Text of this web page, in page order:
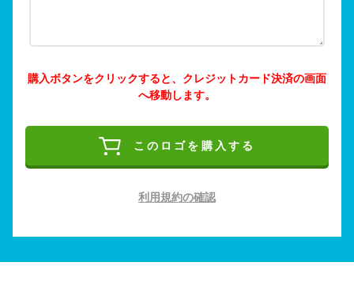
購入ボタンをクリックすると、クレジットカード決済の画面
へ移動します。
このロゴを購入する
利用規約の確認